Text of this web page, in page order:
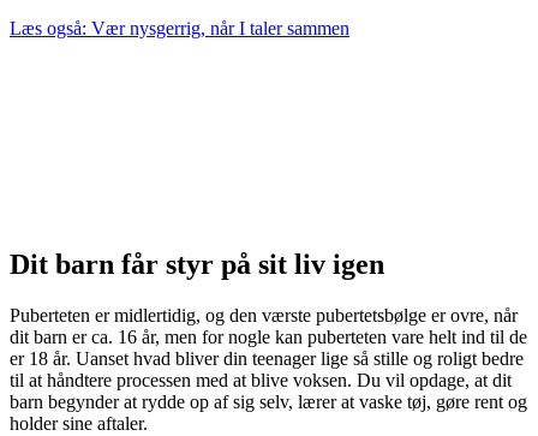
Læs også: Vær nysgerrig, når I taler sammen
Dit barn får styr på sit liv igen
Puberteten er midlertidig, og den værste pubertetsbølge er ovre, når
dit barn er ca. 16 år, men for nogle kan puberteten vare helt ind til de
er 18 år. Uanset hvad bliver din teenager lige så stille og roligt bedre
til at håndtere processen med at blive voksen. Du vil opdage, at dit
barn begynder at rydde op af sig selv, lærer at vaske tøj, gøre rent og
holder sine aftaler.